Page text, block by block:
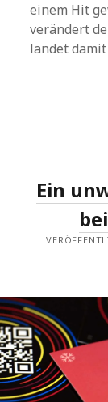
einem Hit
verändert
landet damit
Ein